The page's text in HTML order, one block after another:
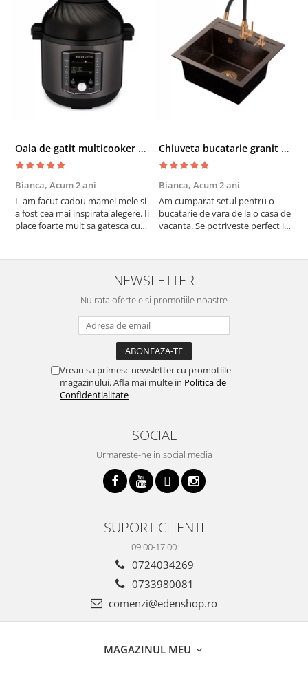
Oala de gatit multicooker 11 functii Instant Pot Pro Crisp 8 + Air Fryer 7.6 lt
Bianca, Acum 2 ani
L-am facut cadou mamei mele si
a fost cea mai inspirata alegere. Ii
place foarte mult sa gatesca cu
cratita...ma gandesc serios sa imi
cumpar si eu! Recomand mult !
Chiuveta bucatarie granit cu finisaj negru perlat/cupru Steingran Art Copper cu dozator si baterie Quadron
Bianca, Acum 2 ani
Am cumparat setul pentru o
bucatarie de vara de la o casa de
vacanta. Se potriveste perfect in
buna, recomand cu drag !
NEWSLETTER
Nu rata ofertele si promotiile noastre
Vreau sa primesc newsletter cu promotiile
magazinului. Afla mai multe in Politica de
Confidentialitate
SOCIAL
Urmareste-ne in social media
SUPORT CLIENTI
09.00-17.00
0724034269
0733980081
comenzi@edenshop.ro
MAGAZINUL MEU